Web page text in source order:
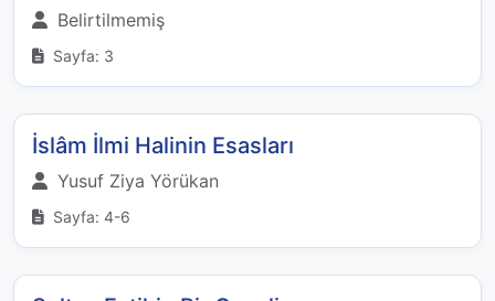
Belirtilmemiş
Sayfa: 3
İslâm İlmi Halinin Esasları
Yusuf Ziya Yörükan
Sayfa: 4-6